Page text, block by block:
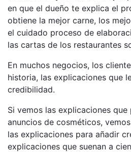
en que el dueño te explica el
obtiene la mejor carne, los
el cuidado proceso de
las cartas de los restaurantes
En muchos negocios, los
historia, las explicaciones que
credibilidad.
Si vemos las explicaciones
anuncios de cosméticos,
las explicaciones para añadir
explicaciones que suenan a